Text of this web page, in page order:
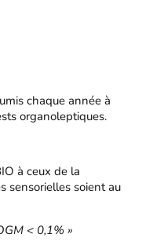
chaque année à
organoleptiques.
à ceux de la
sensorielles soient au
< 0,1% »